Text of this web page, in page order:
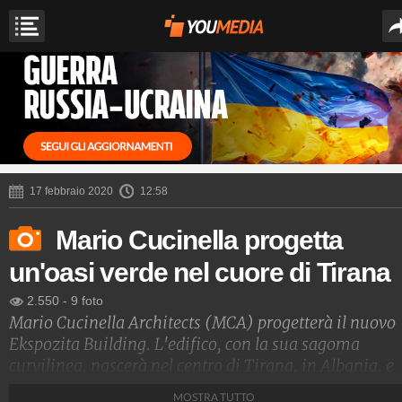
17 febbraio 2020 12:58
Mario Cucinella progetta
un'oasi verde nel cuore di Tirana
2.550 - 9 foto
Mario Cucinella Architects (MCA) progetterà il nuovo
Ekspozita Building. L'edifico, con la sua sagoma
curvilinea, nascerà nel centro di Tirana, in Albania, e
MOSTRA TUTTO